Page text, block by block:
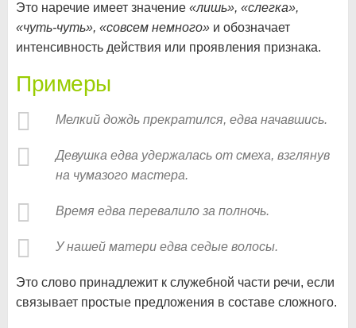
Это наречие имеет значение «лишь», «слегка»,
«чуть-чуть», «совсем немного» и обозначает
интенсивность действия или проявления признака.
Примеры
Мелкий дождь прекратился, едва начавшись.
Девушка едва удержалась от смеха, взглянув
на чумазого мастера.
Время едва перевалило за полночь.
У нашей матери едва седые волосы.
Это слово принадлежит к служебной части речи, если
связывает простые предложения в составе сложного.